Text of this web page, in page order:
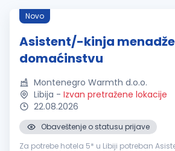
Novo
Asistent/-kinja
domaćinstvu
Montenegro Warmth d.o.o.
Libija - Izvan pretražene lokacije
22.08.2026
Obaveštenje o statusu prijave
Za potrebe hotela 5* u Libiji potreban